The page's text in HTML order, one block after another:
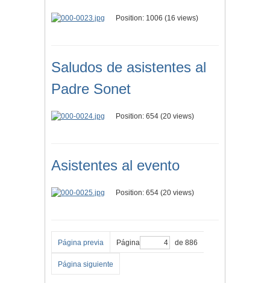
Position: 1006 (16 views)
Saludos de asistentes al
Padre Sonet
Position: 654 (20 views)
Asistentes al evento
Position: 654 (20 views)
Página previa Página de 886
Página siguiente